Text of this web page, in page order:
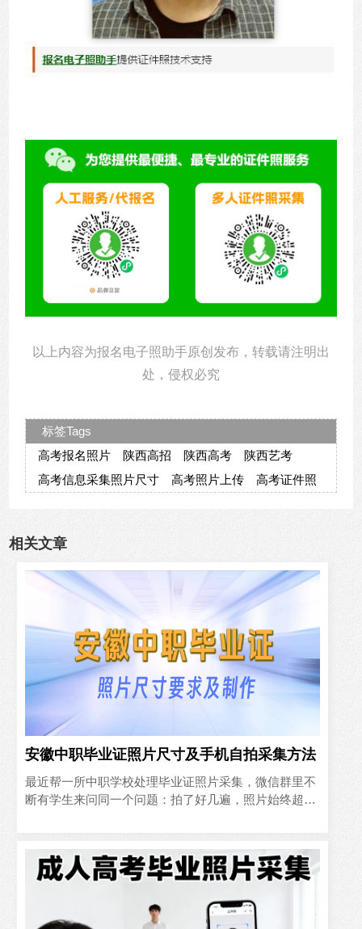
以上内容为报名电子照助手原创发布，转载请注明出
处，侵权必究
标签Tags
高考报名照片
陕西高招 陕西高考
陕西艺考
高考信息采集照片尺寸
高考照片上传 高考证件照
相关文章
安徽中职毕业证照片尺寸及手机自拍采集方法
最近帮一所中职学校处理毕业证照片采集，微信群里不
断有学生来问同一个问题：拍了好几遍，照片始终超过